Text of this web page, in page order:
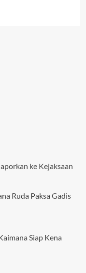
ke Kejaksaan
Ruda Paksa Gadis
Siap Kena